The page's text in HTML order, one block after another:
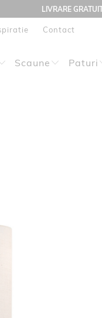
LIVRARE
Contact
Scaune Paturi